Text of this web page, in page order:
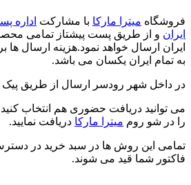
فروشگاه میترا مارکا با مشارکت اداره
ایران و از طریق پست پیشتاز تمامی
ایران ارسال خواهد نمود.هزینه
به تمام ایران یکسان می باشد.
در داخل شهر رودسر ارسال از طریق
می توانید دریافت حضوری هم انتخاب
را در شو روم میترا مارکا دریافت نمایید.
تمامی این روش ها در سبد خرید در
فاکتور شما قید می شوند.